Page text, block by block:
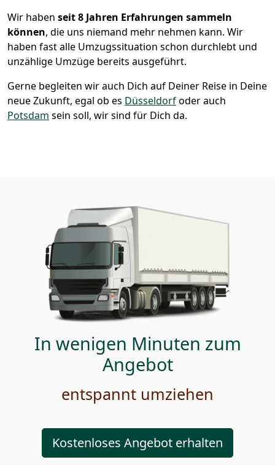
Wir haben seit8 Jahren Erfahrungen sammeln
können, die uns niemand mehr nehmen kann. Wir
haben fast alle Umzugssituation schon durchlebt und
unzählige Umzüge bereits ausgeführt.
Gerne begleiten wir auch Dich auf Deiner Reise in Deine
neue Zukunft, egal ob es Düsseldorfoder auch
Potsdam sein soll, wir sind für Dich da.
In wenigen Minuten zum
Angebot
entspannt umziehen
Kostenloses Angebot erhalten